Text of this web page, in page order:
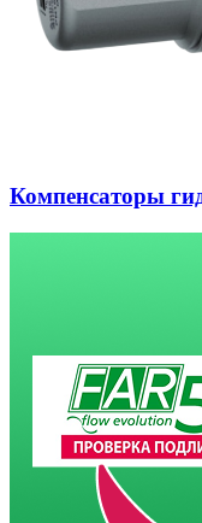
Компенсаторы